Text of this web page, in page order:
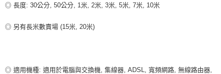
宅配
◎ 長度: 30公分, 50公分, 1米, 2米, 3米, 5米, 7米, 10米
◎ 另有長米數賣場 (15米, 20米)
◎ 適用機種: 適用於電腦與交換機, 集線器, ADSL, 寬頻網路, 無線路由器,